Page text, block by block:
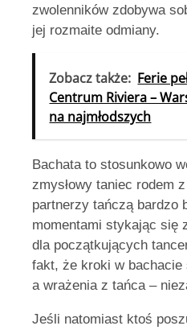
zwolenników zdobywa
jej rozmaite odmiany.
Zobacz także: Ferie
Centrum Riviera –
na najmłodszych
Bachata to stosunkowo
zmysłowy taniec rodem
partnerzy tańczą bardzo
momentami stykając się
dla początkujących
fakt, że kroki w bachacie
a wrażenia z tańca –
Jeśli natomiast ktoś